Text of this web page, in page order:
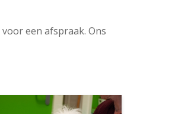
een afspraak. Ons